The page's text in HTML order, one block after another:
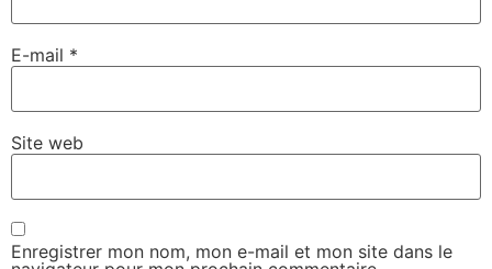
E-mail *
Site web
Enregistrer mon nom, mon e-mail et mon site dans le